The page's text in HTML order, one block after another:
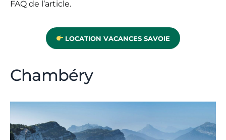
FAQ de l’article.
LOCATION VACANCES SAVOIE
Chambéry